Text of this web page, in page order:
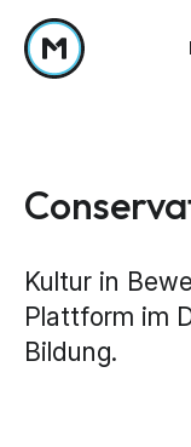
Zum Inhalt
Strategy
Web Analytics &
Kultur in
Plattform im
Bildung.